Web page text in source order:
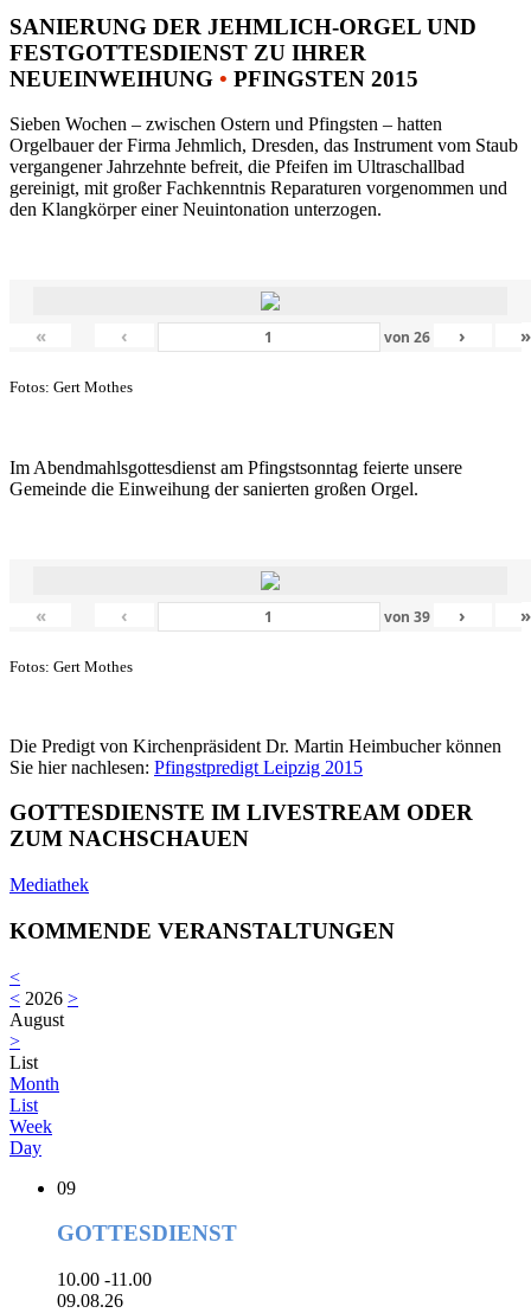
SANIERUNG DER JEHMLICH-ORGEL UND
FESTGOTTESDIENST ZU IHRER
NEUEINWEIHUNG • PFINGSTEN 2015
Sieben Wochen – zwischen Ostern und Pfingsten – hatten
Orgelbauer der Firma Jehmlich, Dresden, das Instrument vom Staub
vergangener Jahrzehnte befreit, die Pfeifen im Ultraschallbad
gereinigt, mit großer Fachkenntnis Reparaturen vorgenommen und
den Klangkörper einer Neuintonation unterzogen.
« ‹ von 26 › »
Fotos: Gert Mothes
Im Abendmahlsgottesdienst am Pfingstsonntag feierte unsere
Gemeinde die Einweihung der sanierten großen Orgel.
« ‹ von 39 › »
Fotos: Gert Mothes
Die Predigt von Kirchenpräsident Dr. Martin Heimbucher können
Sie hier nachlesen: Pfingstpredigt Leipzig 2015
GOTTESDIENSTE IM LIVESTREAM ODER
ZUM NACHSCHAUEN
Mediathek
KOMMENDE VERANSTALTUNGEN
<
< 2026 >
August
>
List
Month
List
Week
Day
09
GOTTESDIENST
10.00 -11.00
09.08.26